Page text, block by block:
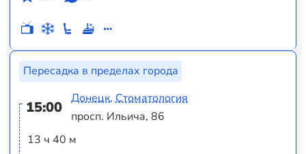
Пересадка в пределах города
15:00
13 ч 40 м
Донецк, Стоматология
просп. Ильича, 86